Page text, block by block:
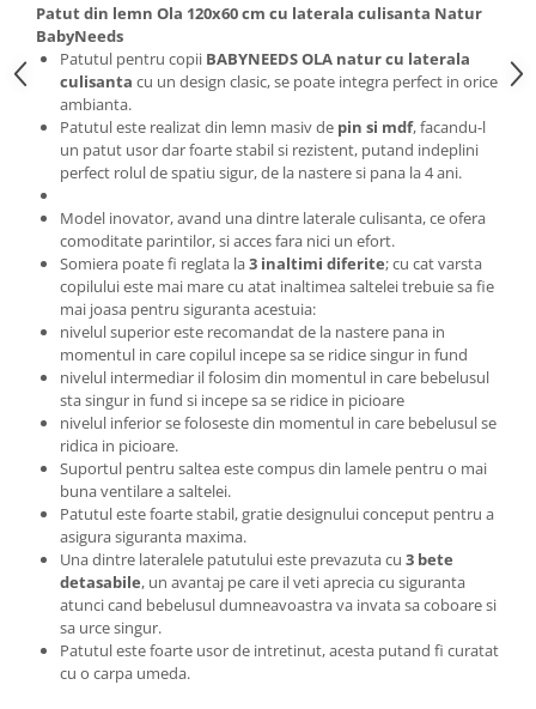
Patut din lemn Ola 120x60 cm cu laterala culisanta Natur
BabyNeeds
Patutul pentru copii BABYNEEDS OLA natur cu laterala
culisanta cu un design clasic, se poate integra perfect in orice
ambianta.
Patutul este realizat din lemn masiv de pin si mdf, facandu-l
un patut usor dar foarte stabil si rezistent, putand indeplini
perfect rolul de spatiu sigur, de la nastere si pana la 4 ani.
Model inovator, avand una dintre laterale culisanta, ce ofera
comoditate parintilor, si acces fara nici un efort.
Somiera poate fi reglata la3 inaltimi diferite; cu cat varsta
copilului este mai mare cu atat inaltimea saltelei trebuie sa fie
mai joasa pentru siguranta acestuia:
nivelul superior este recomandat de la nastere pana in
momentul in care copilul incepe sa se ridice singur in fund
nivelul intermediar il folosim din momentul in care bebelusul
sta singur in fund si incepe sa se ridice in picioare
nivelul inferior se foloseste din momentul in care bebelusul se
ridica in picioare.
Suportul pentru saltea este compus din lamele pentru o mai
buna ventilare a saltelei.
Patutul este foarte stabil, gratie designului conceput pentru a
asigura siguranta maxima.
Una dintre lateralele patutului este prevazuta cu 3 bete
detasabile, un avantaj pe care il veti aprecia cu siguranta
atunci cand bebelusul dumneavoastra va invata sa coboare si
sa urce singur.
Patutul este foarte usor de intretinut, acesta putand fi curatat
cu o carpa umeda.